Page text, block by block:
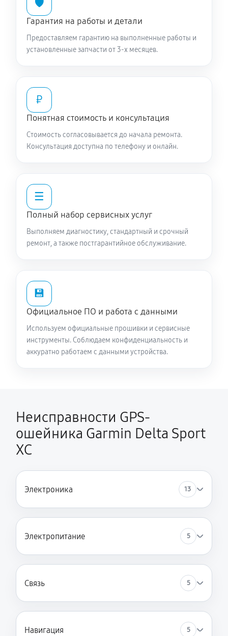
🛡️
Гарантия на работы и детали
Предоставляем гарантию на выполненные работы и
установленные запчасти от 3-х месяцев.
₽
Понятная стоимость и консультация
Стоимость согласовывается до начала ремонта.
Консультация доступна по телефону и онлайн.
☰
Полный набор сервисных услуг
Выполняем диагностику, стандартный и срочный
ремонт, а также постгарантийное обслуживание.
💾
Официальное ПО и работа с данными
Используем официальные прошивки и сервисные
инструменты. Соблюдаем конфиденциальность и
аккуратно работаем с данными устройства.
Неисправности GPS-
ошейника Garmin Delta Sport
XC
Электроника 13
Электропитание 5
Связь 5
Навигация 5